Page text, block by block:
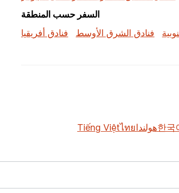
السفر حسب المنطقة
فنادق الشرق الأوسط فنادق أفريقيا
한국هولنداไทย
Tiếng Việt